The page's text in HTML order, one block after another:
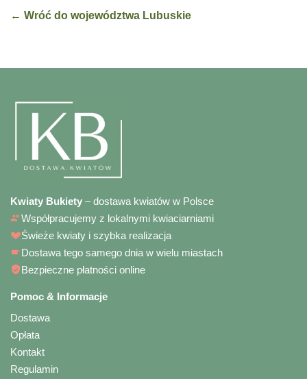
← Wróć do województwa Lubuskie
Kwiaty Bukiety – dostawa kwiatów w Polsce
Współpracujemy z lokalnymi kwiaciarniami
Świeże kwiaty i szybka realizacja
Dostawa tego samego dnia w wielu miastach
Bezpieczne płatności online
Pomoc & Informacje
Dostawa
Opłata
Kontakt
Regulamin